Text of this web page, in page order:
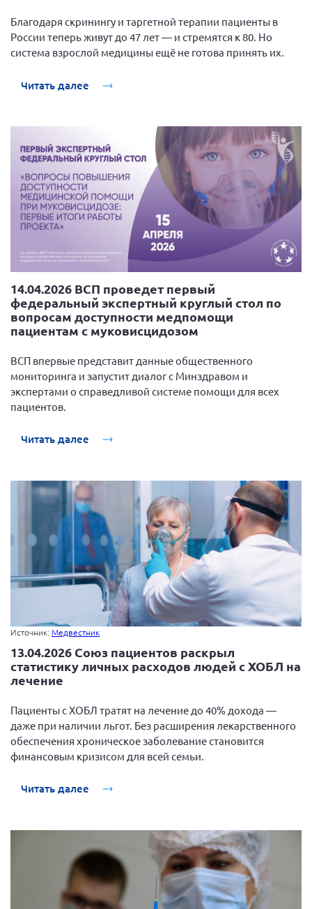
Волгоградская область
Воронежская область
Кировская область
Краснодарский край
Красноярский край
Липецкая область
Ленинградская область
г. Москва
Московская область
Мурманская область
Нижегородская область
Новгородская область
Новосибирская область
Омская область
Оренбургская область
Республика Карелия
Республика Калмыкия
Республика Хакасия
Ростовская область
г. Санкт-Петербург
г. Севастополь
Самарская область СОРС
Самарская область ПРИЗМА
Самарская область СГОРС
Смоленская область
Ставропольский край
Сахалинская область
Томская область
Ульяновская область
Челябинская область
Ярославская область
Благодаря скринингу и таргетной терапии пациенты в
России теперь живут до 47 лет — и стремятся к 80. Но
система взрослой медицины ещё не готова принять их.
Читать далее
14.04.2026 ВСП проведет первый
федеральный экспертный круглый стол по
вопросам доступности медпомощи
пациентам с муковисцидозом
ВСП впервые представит данные общественного
мониторинга и запустит диалог с Минздравом и
экспертами о справедливой системе помощи для всех
пациентов.
Читать далее
Источник: Медвестник
13.04.2026 Союз пациентов раскрыл
статистику личных расходов людей с ХОБЛ на
лечение
Пациенты с ХОБЛ тратят на лечение до 40% дохода —
даже при наличии льгот. Без расширения лекарственного
обеспечения хроническое заболевание становится
финансовым кризисом для всей семьи.
Читать далее